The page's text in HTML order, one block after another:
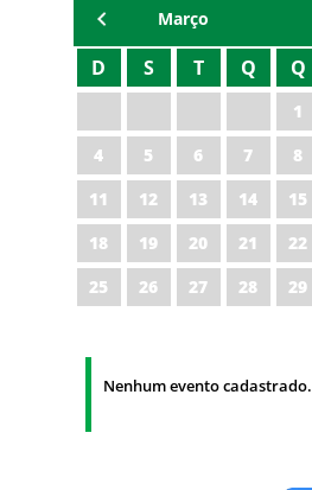
Março
D S T Q Q
1
4
5 6 7 8
11
12 13 14 15
18
19 20 21 22
25
26 27 28 29
Nenhum evento cadastrado.